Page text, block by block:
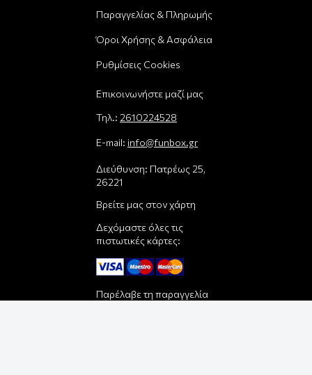
Παραγγελίας & Πληρωμής
Όροι Χρήσης & Ασφάλεια
Ρυθμίσεις Cookies
Επικοινωνήστε μαζί μας
Τηλ.: 2610224528
E-mail: info@funbox.gr
Διεύθυνση: Πατρέως 25,
26221
Βρείτε μας στον χάρτη
Δεχόμαστε όλες τις
πιστωτικές κάρτες:
Παρέλαβε τη παραγγελία